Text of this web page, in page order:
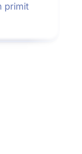
primit